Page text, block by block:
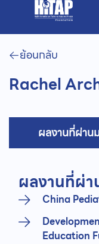
ย้อนกลับ
Rachel
ผลงานที่ผ่าน
ผลงานที่ผ่า
China
Education